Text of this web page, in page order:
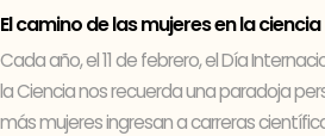
El camino de las mujeres en la ciencia
Cada año, el 11 de febrero, el Día
la Ciencia nos recuerda una paradoja
más mujeres ingresan a carreras